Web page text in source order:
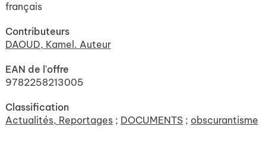
français
Contributeurs
DAOUD, Kamel. Auteur
EAN de l'offre
9782258213005
Classification
Actualités, Reportages ; DOCUMENTS ; obscurantisme